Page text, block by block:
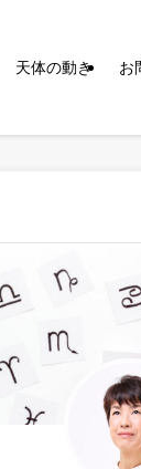
天体の動き お